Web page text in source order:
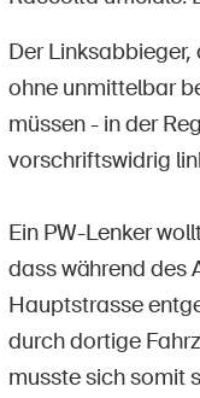
Der
ohne unmittelbar
müssen - in der
vorschriftswidrig
Ein PW-Lenker
dass während des
Hauptstrasse
durch dortige
musste sich somit